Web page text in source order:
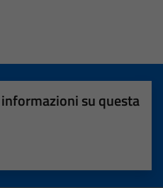
su questa
su 5
5